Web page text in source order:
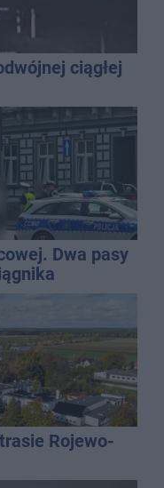
ciągłej
Dwa pasy
Rojewo-